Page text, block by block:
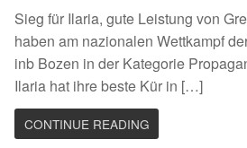
Sieg für Ilaria, gute Leistung von
haben am nazionalen Wettkampf
inb Bozen in der Kategorie
Ilaria hat ihre beste Kür in […]
CONTINUE READING